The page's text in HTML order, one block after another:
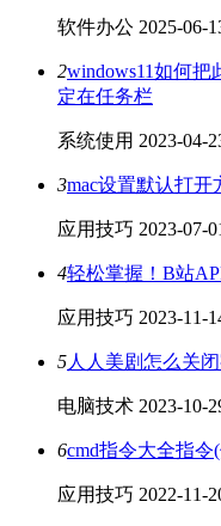
软件办公 2025-06-
2windows11如何
定在任务栏
系统使用 2023-04-
3mac设置默认打开
应用技巧 2023-07-
4轻松掌握！B站
应用技巧 2023-11-
5人人美剧怎么关
电脑技术 2023-10-
6cmd指令大全指
应用技巧 2022-11-